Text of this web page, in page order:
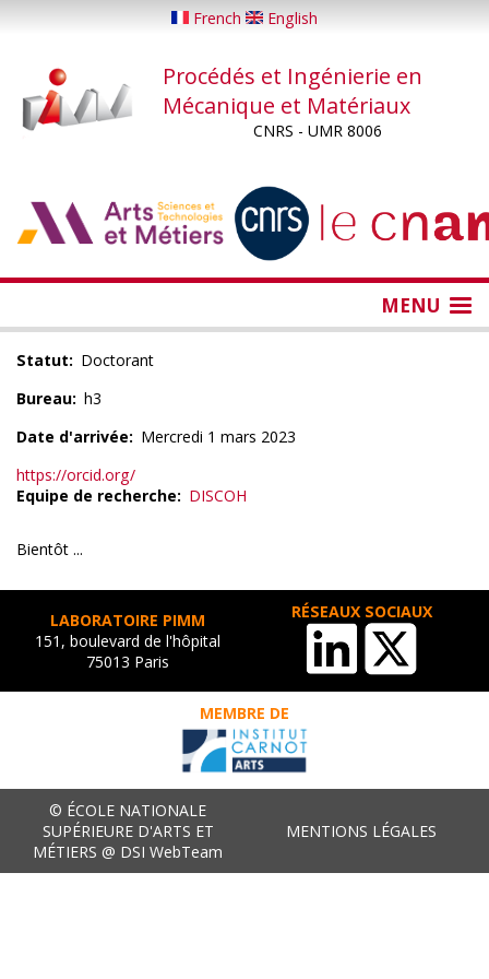
principal
French English
Procédés et Ingénierie en
Mécanique et Matériaux
CNRS - UMR 8006
MENU
Statut
Doctorant
Bureau h3
Date d'arrivée
Mercredi 1 mars 2023
https://orcid.org/
Equipe de recherche
DISCOH
Bientôt ...
LABORATOIRE PIMM
151, boulevard de l'hôpital
75013 Paris
RÉSEAUX SOCIAUX
MEMBRE DE
© ÉCOLE NATIONALE
SUPÉRIEURE D'ARTS ET
MÉTIERS @ DSI WebTeam
MENTIONS LÉGALES